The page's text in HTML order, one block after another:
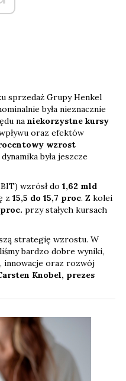
sprzedaż Grupy Henkel
była nieznacznie
na niekorzystne kursy
oraz efektów
wzrost
była jeszcze
wzrósł do 1,62 mld
z 15,5 do 15,7 proc. Z kolei
proc. przy stałych kursach
strategię wzrostu. W
bardzo dobre wyniki,
innowacje oraz rozwój
Knobel, prezes